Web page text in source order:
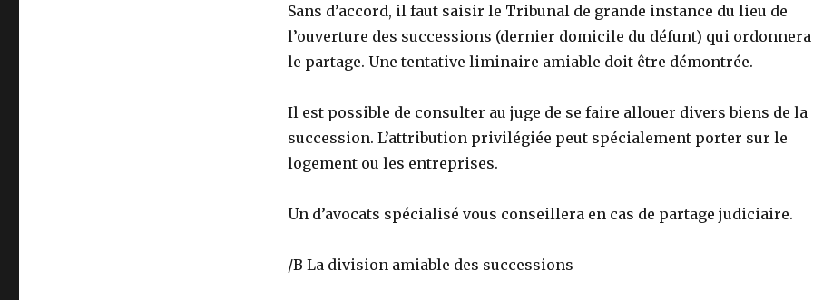
Sans d’accord, il faut saisir le Tribunal de grande instance du lieu de
l’ouverture des successions (dernier domicile du défunt) qui ordonnera
le partage. Une tentative liminaire amiable doit être démontrée.
Il est possible de consulter au juge de se faire allouer divers biens de la
succession. L’attribution privilégiée peut spécialement porter sur le
logement ou les entreprises.
Un d’avocats spécialisé vous conseillera en cas de partage judiciaire.
/B La division amiable des successions